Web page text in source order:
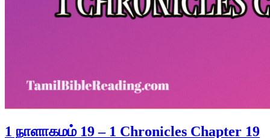
1 நாளாகமம் 19 – 1 Chronicles Chapter 19